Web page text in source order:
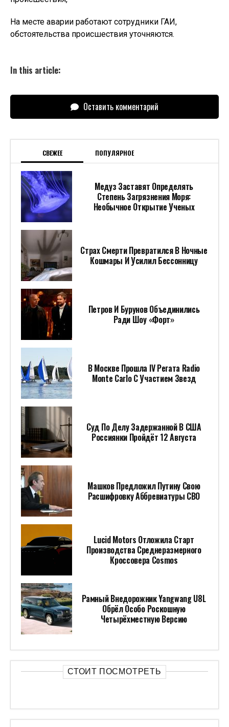
На месте аварии работают сотрудники ГАИ,
обстоятельства происшествия уточняются.
In this article:
Оставить комментарий
СВЕЖЕЕ ПОПУЛЯРНОЕ
Медуз Заставят Определять
Степень Загрязнения Моря:
Необычное Открытие Ученых
Страх Смерти Превратился В Ночные
Кошмары И Усилил Бессонницу
Петров И Бурунов Объединились
Ради Шоу «Форт»
В Москве Прошла IV Регата Radio
Monte Carlo С Участием Звезд
Суд По Делу Задержанной В США
Россиянки Пройдёт 12 Августа
Машков Предложил Путину Свою
Расшифровку Аббревиатуры СВО
Lucid Motors Отложила Старт
Производства Среднеразмерного
Кроссовера Cosmos
Рамный Внедорожник Yangwang U8L
Обрёл Особо Роскошную
Четырёхместную Версию
СТОИТ ПОСМОТРЕТЬ